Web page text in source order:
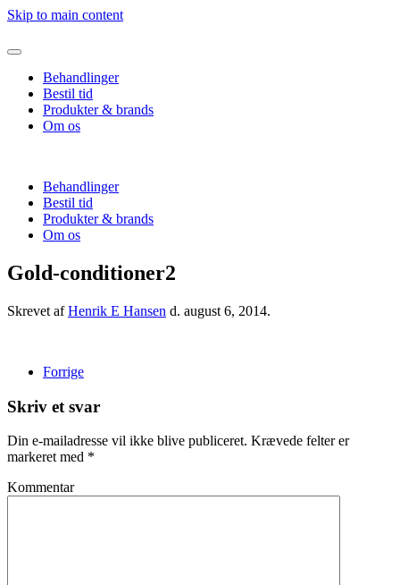
Skip to main content
Behandlinger
Bestil tid
Produkter & brands
Om os
Behandlinger
Bestil tid
Produkter & brands
Om os
Gold-conditioner2
Skrevet afHenrik E Hansen d. august 6, 2014.
Forrige
Skriv et svar
Din e-mailadresse vil ikke blive publiceret. Krævede felter er
markeret med *
Kommentar